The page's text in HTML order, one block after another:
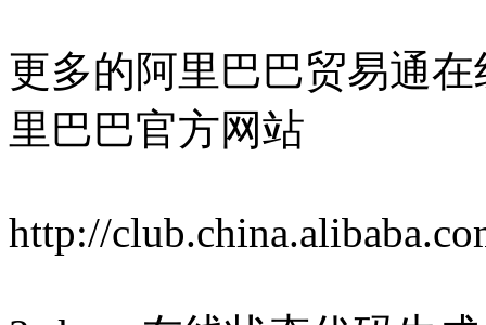
更多的阿里巴巴贸易通
里巴巴官方网站
http://